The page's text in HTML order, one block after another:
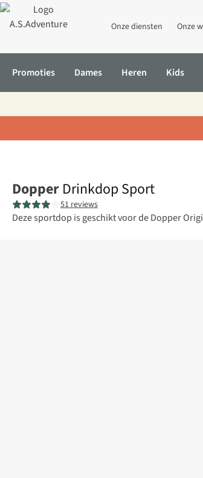
Onze diensten Onze
Promoties Dames Heren Kids
Dopper Drinkdop Sport
51 reviews
Deze sportdop is geschikt voor de Dopper